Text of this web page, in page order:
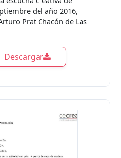
del año 2016,
Prat Chacón de Las
Descargar